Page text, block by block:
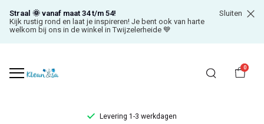
Straal 🌞 vanaf maat 34 t/m 54!
Kijk rustig rond en laat je inspireren! Je bent ook van harte
welkom bij ons in de winkel in Twijzelerheide 💙
Sluiten
0
Levering 1-3 werkdagen